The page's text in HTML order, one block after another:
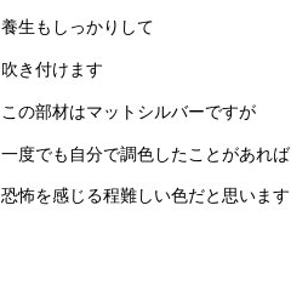
養生もしっかりして
吹き付けます
この部材はマットシルバーですが
一度でも自分で調色したことがあれば
恐怖を感じる程難しい色だと思います